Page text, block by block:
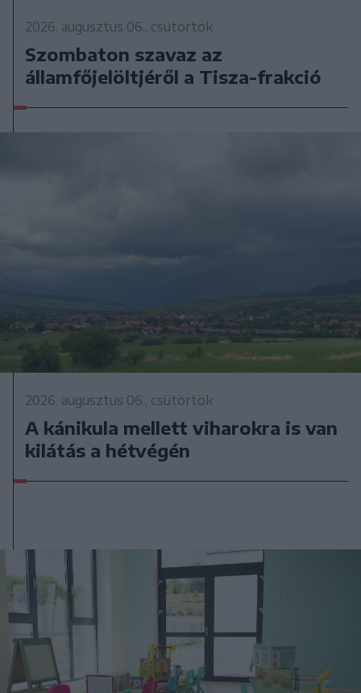
2026. augusztus 06., csütörtök
Szombaton szavaz az
államfőjelöltjéről a Tisza-frakció
2026. augusztus 06., csütörtök
A kánikula mellett viharokra is van
kilátás a hétvégén